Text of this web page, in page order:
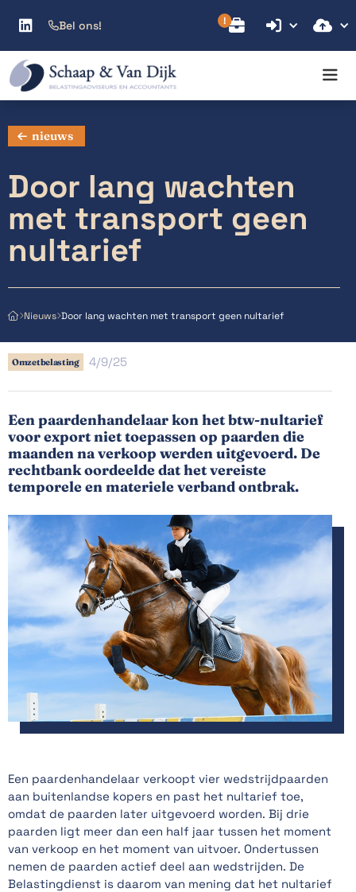
Bel ons!
  
nieuws
Door lang wachten
met transport geen
nultarief
NieuwsDoor lang wachten met transport geen nultarief
Omzetbelasting 4/9/25
Een paardenhandelaar kon het btw-nultarief
voor export niet toepassen op paarden die
maanden na verkoop werden uitgevoerd. De
rechtbank oordeelde dat het vereiste
temporele en materiele verband ontbrak.
Een paardenhandelaar verkoopt vier wedstrijdpaarden
aan buitenlandse kopers en past het nultarief toe,
omdat de paarden later uitgevoerd worden. Bij drie
paarden ligt meer dan een half jaar tussen het moment
van verkoop en het moment van uitvoer. Ondertussen
nemen de paarden actief deel aan wedstrijden. De
Belastingdienst is daarom van mening dat het nultarief